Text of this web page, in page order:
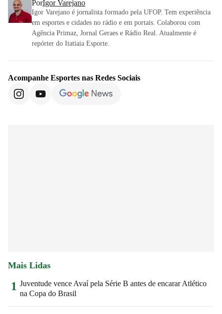
PorIgor Varejano
Igor Varejano é jornalista formado pela UFOP. Tem experiência
em esportes e cidades no rádio e em portais. Colaborou com
Agência Primaz, Jornal Geraes e Rádio Real. Atualmente é
repórter do Itatiaia Esporte.
Acompanhe Esportes nas Redes Sociais
Mais Lidas
1 Juventude vence Avaí pela Série B antes de encarar Atlético
na Copa do Brasil